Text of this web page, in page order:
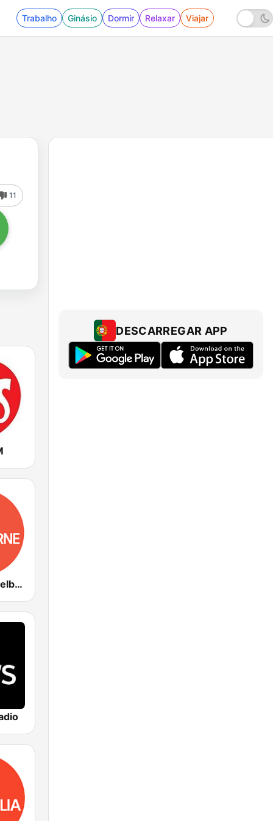
Trabalho Ginásio Dormir Relaxar Viajar
11
ABC Radio Melbourne
DESCARREGAR APP